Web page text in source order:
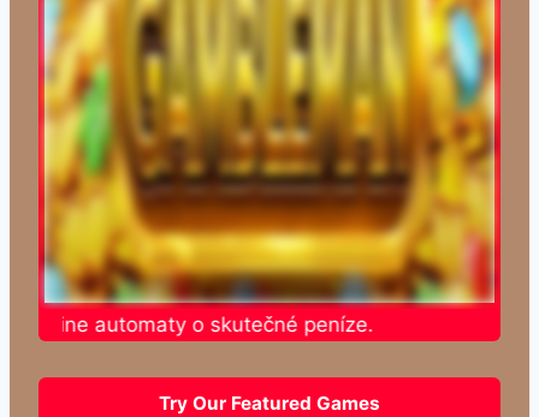
automaty o skutečné peníze.
Try Our Featured Games